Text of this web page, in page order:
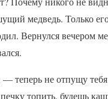
медведь. Только
Вернулся вечером
теперь не отпущу
топить, будешь